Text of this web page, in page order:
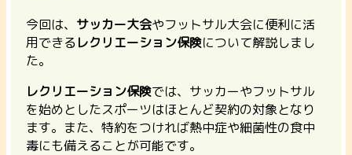
今回は、 サッカー大会やフットサル大会に便利に活
用できるレクリエーション保険について解説しまし
た。
レクリエーション保険では、サッカーやフットサル
を始めとしたスポーツはほとんど契約の対象となり
ます。また、特約をつければ熱中症や細菌性の食中
毒にも備えることが可能です。